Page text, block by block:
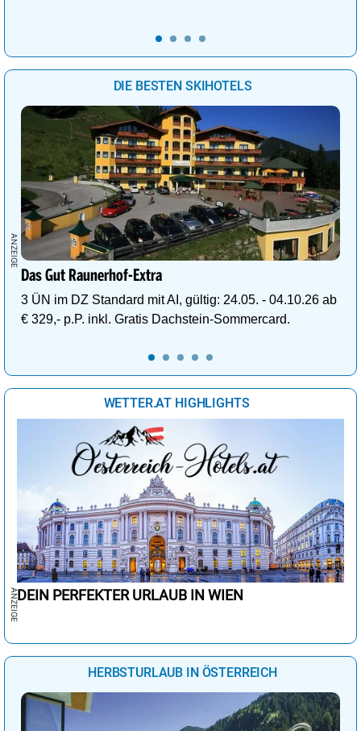
DIE BESTEN SKIHOTELS
Das Gut Raunerhof-Extra
3 ÜN im DZ Standard mit AI, gültig: 24.05. - 04.10.26 ab
€ 329,- p.P. inkl. Gratis Dachstein-Sommercard.
WETTER.AT HIGHLIGHTS
DEIN PERFEKTER URLAUB IN WIEN
HERBSTURLAUB IN ÖSTERREICH